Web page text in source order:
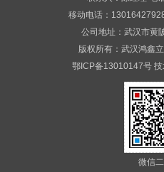
移动电话：
公司地址：武汉市黄
版权所有：武汉鸿鑫
鄂ICP备13010147号技
微信